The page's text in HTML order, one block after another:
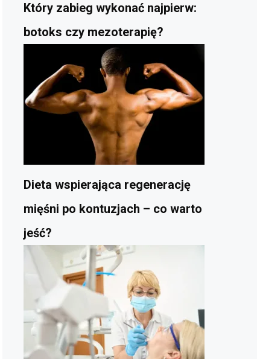
Który zabieg wykonać najpierw:
botoks czy mezoterapię?
Dieta wspierająca regenerację
mięśni po kontuzjach – co warto
jeść?